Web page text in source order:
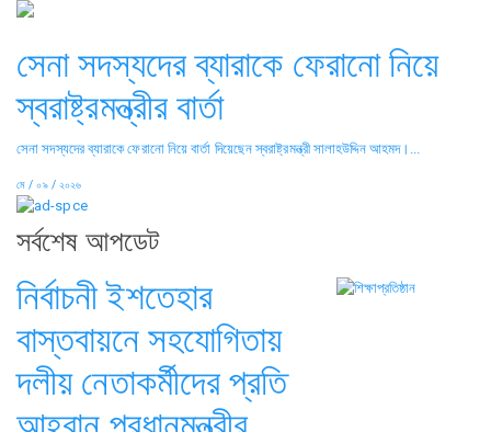
সেনা সদস্যদের ব্যারাকে ফেরানো নিয়ে
স্বরাষ্ট্রমন্ত্রীর বার্তা
সেনা সদস্যদের ব্যারাকে ফেরানো নিয়ে বার্তা দিয়েছেন স্বরাষ্ট্রমন্ত্রী সালাহউদ্দিন আহমদ।...
মে / ০৯ / ২০২৬
সর্বশেষ আপডেট
নির্বাচনী ইশতেহার
বাস্তবায়নে সহযোগিতায়
দলীয় নেতাকর্মীদের প্রতি